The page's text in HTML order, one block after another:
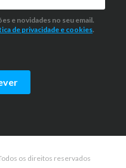
e novidades no seu email.
de privacidadee cookies.
os direitos reservados